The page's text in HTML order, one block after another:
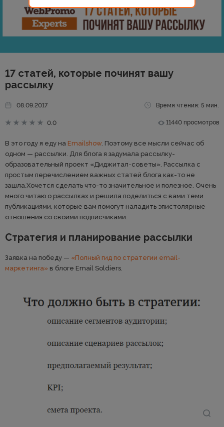
17 статей, которые починят вашу
рассылку
08.09.2017 Время чтения: 5 мин.
0.0 11440 просмотров
В это году я еду на Emailshow. Поэтому все мысли сейчас об
одном — рассылки. Для блога я задумала рассылку-
образовательный проект «Диджитал-советы». Рассылка с
простым перечислением важных статей блога как-то не
зашла.Хочется сделать что-то значительное и полезное. Очень
много читаю о рассылках и решила поделиться с вами теми
публикациями, которые вам помогут наладить эпистолярные
отношения со своими подписчиками.
Стратегия и планирование рассылки
Заявка на победу — «Полный гид по стратегии email-
маркетинга» в блоге Email Soldiers.